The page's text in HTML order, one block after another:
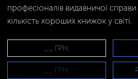
професіоналів видавничої справи
кількість хороших книжок у світі.